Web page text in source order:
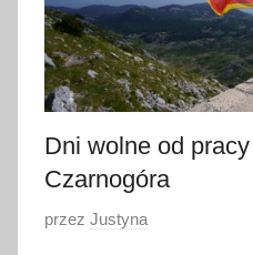
Dni wolne od
Czarnogóra
O
przez Justyna